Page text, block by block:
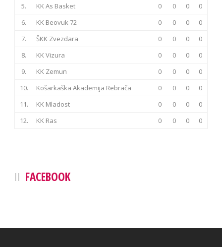
5.
KK As Basket 0 0 0
0
6.
KK Beovuk 72 0 0 0
0
7.
ŠKK Zvezdara 0 0 0
0
8.
KK Vizura 0 0 0
0
9.
KK Zemun 0 0 0
0
10.
Košarkaška Akademija Rebrača 0 0 0
0
11.
KK Mladost 0 0 0
0
12.
KK Ras 0 0 0 0
FACEBOOK